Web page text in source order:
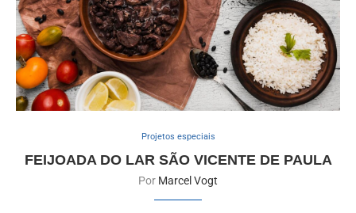
Projetos especiais
FEIJOADA DO LAR SÃO VICENTE DE PAULA
Por Marcel Vogt